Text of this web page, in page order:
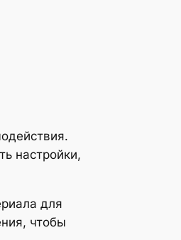
настройки,
для
чтобы